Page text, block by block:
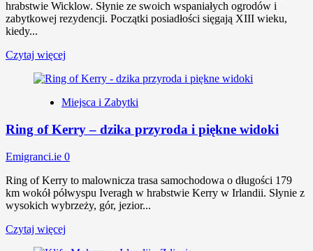
hrabstwie Wicklow. Słynie ze swoich wspaniałych ogrodów i
zabytkowej rezydencji. Początki posiadłości sięgają XIII wieku,
kiedy...
Czytaj więcej
Miejsca i Zabytki
Ring of Kerry – dzika przyroda i piękne widoki
Emigranci.ie 0
Ring of Kerry to malownicza trasa samochodowa o długości 179
km wokół półwyspu Iveragh w hrabstwie Kerry w Irlandii. Słynie z
wysokich wybrzeży, gór, jezior...
Czytaj więcej